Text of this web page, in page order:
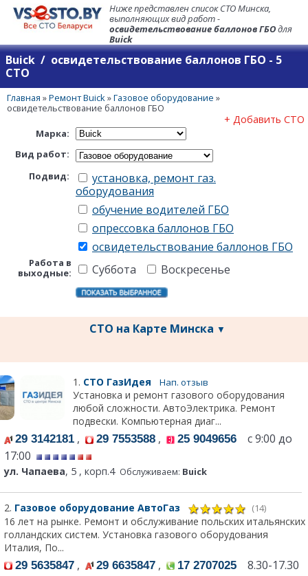
Ниже представлен список СТО Минска,
выполняющих вид работ -
освидетельствование баллонов ГБОдля
Buick
Buick / освидетельствование баллонов ГБО - 5
СТО
Главная »Ремонт Buick»Газовое оборудование »
освидетельствование баллонов ГБО
+ Добавить СТО
Марка:
Вид работ:
Подвид:
установка, ремонт газ.
оборудования
обучение водителей ГБО
опрессовка баллонов ГБО
освидетельствование баллонов ГБО
Работа в
выходные:
Суббота Воскресенье
СТО на Карте Минска ▼
1. СТО ГазИдея Нап. отзыв
Установка и ремонт газового оборудования
любой сложности. АвтоЭлектрика. Ремонт
подвески. Компьютерная диаг...
29 3142181 , 29 7553588 , 25 9049656 с 9:00 до
17:00
ул. Чапаева, 5 , корп.4 Обслуживаем: Buick
2. Газовое оборудование АвтоГаз (14)
16 лет на рынке. Ремонт и обслуживание польских итальянских
голландских систем. Установка газового оборудования
Италия, По...
29 5635847 , 29 6635847 , 17 2707025 8.30-17.30